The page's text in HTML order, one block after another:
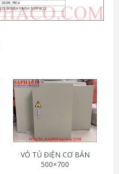
VỎ TỦ ĐIỆN CƠ BẢN
500×700